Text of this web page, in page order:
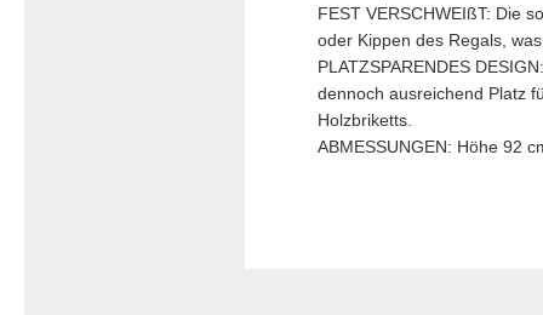
FEST VERSCHWEIßT: Die
oder Kippen des Regals,
PLATZSPARENDES
dennoch ausreichend Platz
Holzbriketts.
ABMESSUNGEN: Höhe 92